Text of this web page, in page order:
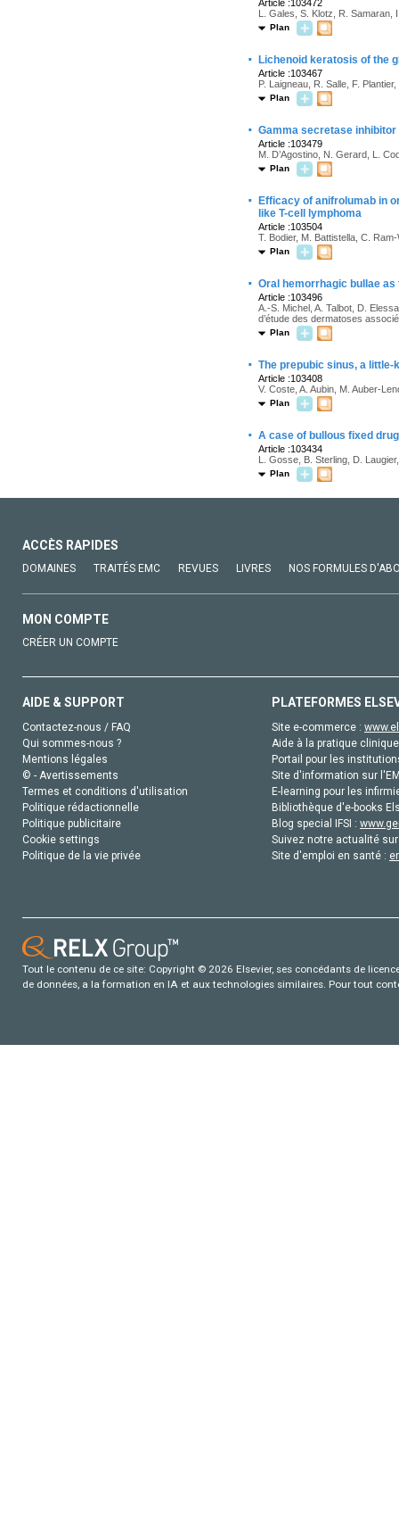
Article :103472
L. Gales, S. Klotz, R.
Plan
· Lichenoid keratosis of the
Article :103467
P. Laigneau, R. Salle, F.
Plan
· Gamma secretase
Article :103479
M. D’Agostino, N. Gerard, L.
Plan
·
Efficacy of anifrolumab in
like T-cell lymphoma
Article :103504
T. Bodier, M. Battistella, C.
Plan
· Oral hemorrhagic bullae
Article :103496
A.-S. Michel, A. Talbot, D.
d’étude des dermatoses
Plan
· The prepubic sinus, a
Article :103408
V. Coste, A. Aubin, M. Auber-
Plan
· A case of bullous fixed
Article :103434
L. Gosse, B. Sterling, D.
Plan
ACCÈS RAPIDES
DOMAINES TRAITÉS EMC REVUES LIVRES NOS FORMULES
MON COMPTE
CRÉER UN COMPTE
AIDE & SUPPORT
Contactez-nous / FAQ
Qui sommes-nous ?
Mentions légales
© - Avertissements
Termes et conditions d'utilisation
Politique rédactionnelle
Politique publicitaire
Cookie settings
Politique de la vie privée
PLATEFORMES
Site e-commerce :
Aide à la pratique
Portail pour les
Site d'information sur
E-learning pour les
Bibliothèque d'e-books
Blog special IFSI :
Suivez notre actualité
Site d'emploi en santé :
Tout le contenu de ce site: Copyright © 2026 Elsevier, ses concédants de
de données, a la formation en IA et aux technologies similaires. Pour tout